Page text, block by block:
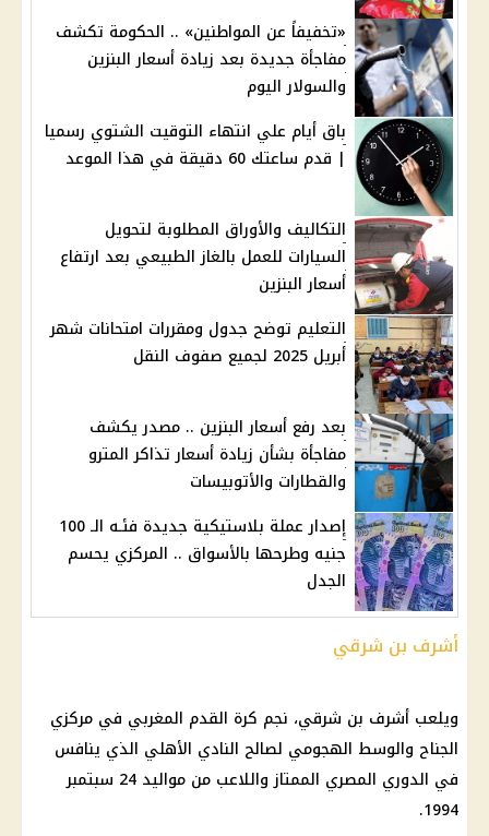
«تخفيفاً عن المواطنين» .. الحكومة تكشف
مفاجأة جديدة بعد زيادة أسعار البنزين
والسولار اليوم
باق أيام علي انتهاء التوقيت الشتوي رسميا
| قدم ساعتك 60 دقيقة في هذا الموعد
التكاليف والأوراق المطلوبة لتحويل
السيارات للعمل بالغاز الطبيعي بعد ارتفاع
أسعار البنزين
التعليم توضح جدول ومقررات امتحانات شهر
أبريل 2025 لجميع صفوف النقل
بعد رفع أسعار البنزين .. مصدر يكشف
مفاجأة بشأن زيادة أسعار تذاكر المترو
والقطارات والأتوبيسات
إصدار عملة بلاستيكية جديدة فئـه الـ 100
جنيه وطرحها بالأسواق .. المركزي يحسم
الجدل
أشرف بن شرقي
ويلعب أشرف بن شرقي، نجم كرة القدم المغربي في مركزي
الجناح والوسط الهجومي لصالح النادي الأهلي الذي ينافس
في الدوري المصري الممتاز واللاعب من مواليد 24 سبتمبر
1994.